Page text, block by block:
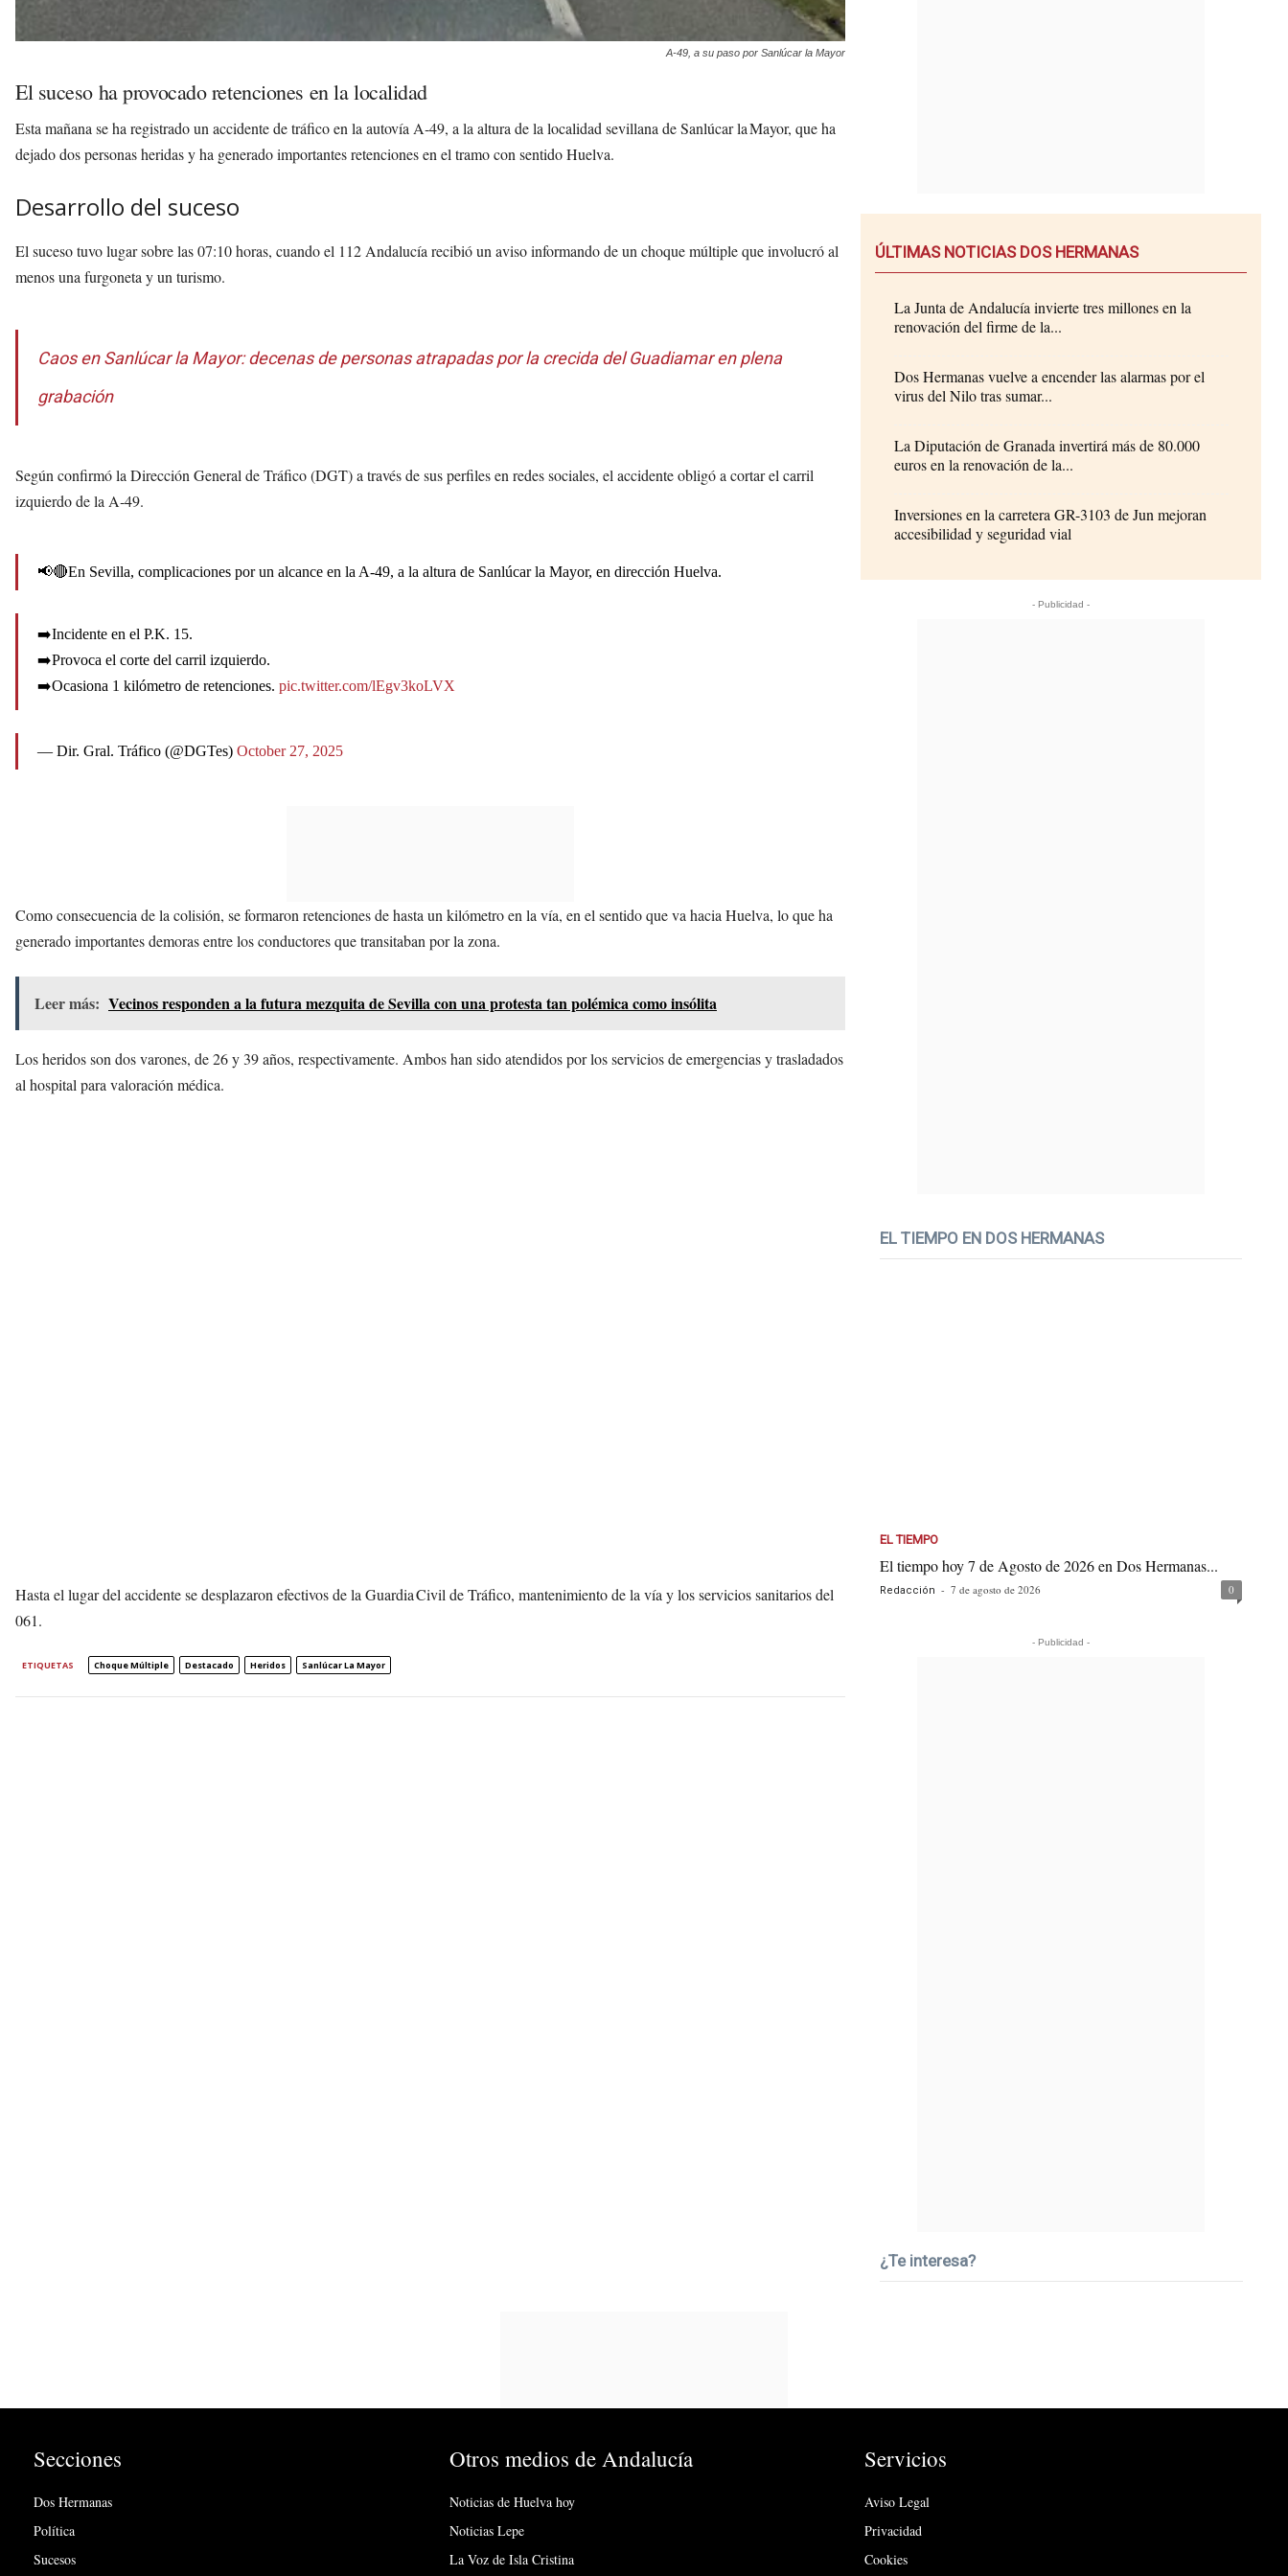
A-49, a su paso por Sanlúcar la Mayor
El suceso ha provocado retenciones en la localidad
Esta mañana se ha registrado un accidente de tráfico en la autovía A‑49, a la altura de la localidad sevillana de Sanlúcar la Mayor, que ha
dejado dos personas heridas y ha generado importantes retenciones en el tramo con sentido Huelva.
Desarrollo del suceso
El suceso tuvo lugar sobre las 07:10 horas, cuando el 112 Andalucía recibió un aviso informando de un choque múltiple que involucró al
menos una furgoneta y un turismo.
Caos en Sanlúcar la Mayor: decenas de personas atrapadas por la crecida del Guadiamar en plena
grabación
Según confirmó la Dirección General de Tráfico (DGT) a través de sus perfiles en redes sociales, el accidente obligó a cortar el carril
izquierdo de la A‑49.
📢🔴En Sevilla, complicaciones por un alcance en la A-49, a la altura de Sanlúcar la Mayor, en dirección Huelva.
➡️Incidente en el P.K. 15.
➡️Provoca el corte del carril izquierdo.
➡️Ocasiona 1 kilómetro de retenciones. pic.twitter.com/lEgv3koLVX
— Dir. Gral. Tráfico (@DGTes) October 27, 2025
Como consecuencia de la colisión, se formaron retenciones de hasta un kilómetro en la vía, en el sentido que va hacia Huelva, lo que ha
generado importantes demoras entre los conductores que transitaban por la zona.
Leer más: Vecinos responden a la futura mezquita de Sevilla con una protesta tan polémica como insólita
Los heridos son dos varones, de 26 y 39 años, respectivamente. Ambos han sido atendidos por los servicios de emergencias y trasladados
al hospital para valoración médica.
Hasta el lugar del accidente se desplazaron efectivos de la Guardia Civil de Tráfico, mantenimiento de la vía y los servicios sanitarios del
061.
ETIQUETAS Choque Múltiple Destacado Heridos Sanlúcar La Mayor
ÚLTIMAS NOTICIAS DOS HERMANAS
La Junta de Andalucía invierte tres millones en la
renovación del firme de la...
Dos Hermanas vuelve a encender las alarmas por el
virus del Nilo tras sumar...
La Diputación de Granada invertirá más de 80.000
euros en la renovación de la...
Inversiones en la carretera GR-3103 de Jun mejoran
accesibilidad y seguridad vial
- Publicidad -
EL TIEMPO EN DOS HERMANAS
EL TIEMPO
El tiempo hoy 7 de Agosto de 2026 en Dos Hermanas...
Redacción - 7 de agosto de 2026 0
- Publicidad -
¿Te interesa?
Secciones
Dos Hermanas
Política
Sucesos
Otros medios de Andalucía
Noticias de Huelva hoy
Noticias Lepe
La Voz de Isla Cristina
Servicios
Aviso Legal
Privacidad
Cookies